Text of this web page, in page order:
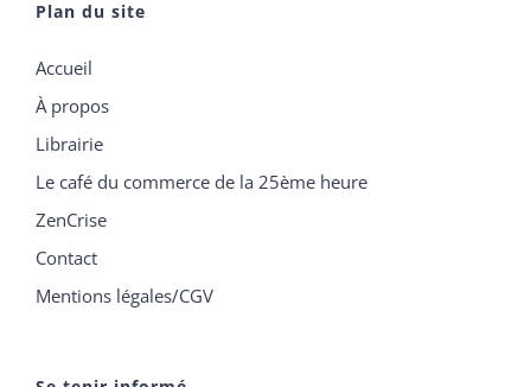
Plan du site
Accueil
À propos
Librairie
Le café du commerce de la 25ème heure
ZenCrise
Contact
Mentions légales/CGV